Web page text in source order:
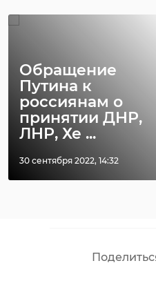
Обращение
Путина к
россиянам о
принятии ДНР,
ЛНР, Хе ...
30 сентября 2022, 14:32
совета